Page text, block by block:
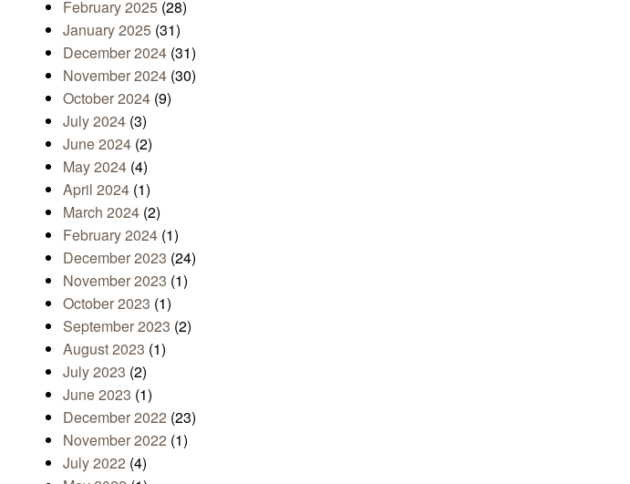
February 2025 (28)
January 2025 (31)
December 2024 (31)
November 2024 (30)
October 2024 (9)
July 2024 (3)
June 2024 (2)
May 2024 (4)
April 2024 (1)
March 2024 (2)
February 2024 (1)
December 2023 (24)
November 2023 (1)
October 2023 (1)
September 2023 (2)
August 2023 (1)
July 2023 (2)
June 2023 (1)
December 2022 (23)
November 2022 (1)
July 2022 (4)